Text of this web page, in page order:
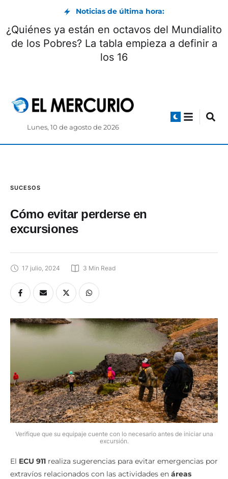
Noticias de última hora:
incendios forestales registrados
el feriado afectaron más
cuadrados de vegetación
¿Quiénes
de los
Lunes, 10 de agosto de 2026
SUCESOS
Cómo evitar perderse en
excursiones
17 julio, 2024 3 Min Read
Verifique que su equipaje cuente con lo necesario antes de iniciar una
excursión.
El ECU 911 realiza sugerencias para evitar emergencias por
extravíos relacionados con las actividades en áreas